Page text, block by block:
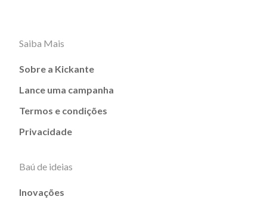
Saiba Mais
Sobre a Kickante
Lance uma campanha
Termos e condições
Privacidade
Baú de ideias
Inovações